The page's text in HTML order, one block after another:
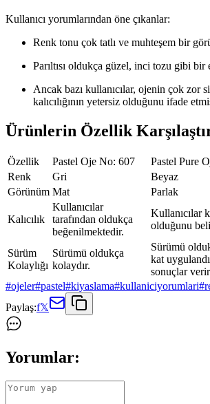
Kullanıcı yorumlarından öne çıkanlar:
Renk tonu çok tatlı ve muhteşem bir
Parıltısı oldukça güzel, inci tozu gibi bir
Ancak bazı kullanıcılar, ojenin çok zor
kalıcılığının yetersiz olduğunu ifade
Ürünlerin Özellik
Özellik Pastel Oje No: 607
Pastel Pure
Renk
Gri
Beyaz
Görünüm Mat Parlak
Kalıcılık
Kullanıcılar
tarafından oldukça
beğenilmektedir.
Kullanıcılar
olduğunu
Sürüm
Kolaylığı
Sürümü oldukça
kolaydır.
Sürümü
kat
sonuçlar
#ojeler#pastel#kiyaslama#kullaniciyorumlari#
Paylaş:f𝕏
Yorumlar: